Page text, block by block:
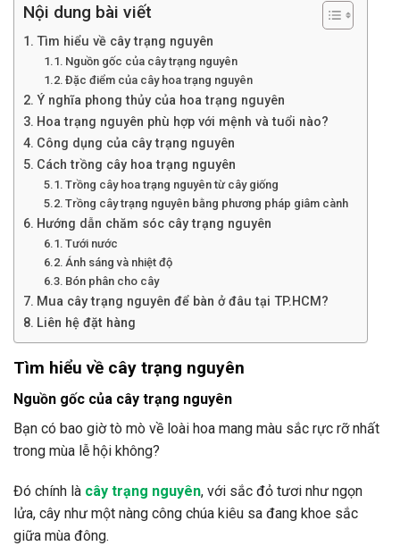
Nội dung bài viết
Tìm hiểu về cây trạng nguyên
Nguồn gốc của cây trạng nguyên
Đặc điểm của cây hoa trạng nguyên
Ý nghĩa phong thủy của hoa trạng nguyên
Hoa trạng nguyên phù hợp với mệnh và tuổi nào?
Công dụng của cây trạng nguyên
Cách trồng cây hoa trạng nguyên
Trồng cây hoa trạng nguyên từ cây giống
Trồng cây trạng nguyên bằng phương pháp giâm cành
Hướng dẫn chăm sóc cây trạng nguyên
Tưới nước
Ánh sáng và nhiệt độ
Bón phân cho cây
Mua cây trạng nguyên để bàn ở đâu tại TP.HCM?
Liên hệ đặt hàng
Tìm hiểu về cây trạng nguyên
Nguồn gốc của cây trạng nguyên
Bạn có bao giờ tò mò về loài hoa mang màu sắc rực rỡ nhất
trong mùa lễ hội không?
Đó chính là cây trạng nguyên, với sắc đỏ tươi như ngọn
lửa, cây như một nàng công chúa kiêu sa đang khoe sắc
giữa mùa đông.